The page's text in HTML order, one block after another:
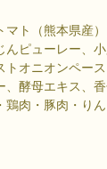
マト（熊本県産
んピューレー、
トオニオンペー
、酵母エキス、
肉・豚肉・りん